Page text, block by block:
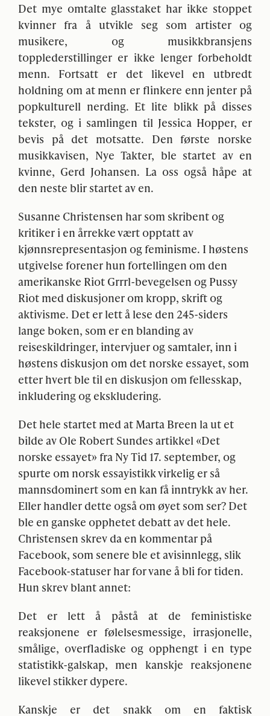
Det mye omtalte glasstaket har ikke stoppet
kvinner fra å utvikle seg som artister og
musikere, og musikkbransjens
topplederstillinger er ikke lenger forbeholdt
menn. Fortsatt er det likevel en utbredt
holdning om at menn er flinkere enn jenter på
popkulturell nerding. Et lite blikk på disses
tekster, og i samlingen til Jessica Hopper, er
bevis på det motsatte. Den første norske
musikkavisen, Nye Takter, ble startet av en
kvinne, Gerd Johansen. La oss også håpe at
den neste blir startet av en.
Susanne Christensen har som skribent og
kritiker i en årrekke vært opptatt av
kjønnsrepresentasjon og feminisme. I høstens
utgivelse forener hun fortellingen om den
amerikanske Riot Grrrl-bevegelsen og Pussy
Riot med diskusjoner om kropp, skrift og
aktivisme. Det er lett å lese den 245-siders
lange boken, som er en blanding av
reiseskildringer, intervjuer og samtaler, inn i
høstens diskusjon om det norske essayet, som
etter hvert ble til en diskusjon om fellesskap,
inkludering og ekskludering.
Det hele startet med at Marta Breen la ut et
bilde av Ole Robert Sundes artikkel «Det
norske essayet» fra Ny Tid 17. september, og
spurte om norsk essayistikk virkelig er så
mannsdominert som en kan få inntrykk av her.
Eller handler dette også om øyet som ser? Det
ble en ganske opphetet debatt av det hele.
Christensen skrev da en kommentar på
Facebook, som senere ble et avisinnlegg, slik
Facebook-statuser har for vane å bli for tiden.
Hun skrev blant annet:
Det er lett å påstå at de feministiske
reaksjonene er følelsesmessige, irrasjonelle,
smålige, overfladiske og opphengt i en type
statistikk-galskap, men kanskje reaksjonene
likevel stikker dypere.
Kanskje er det snakk om en faktisk